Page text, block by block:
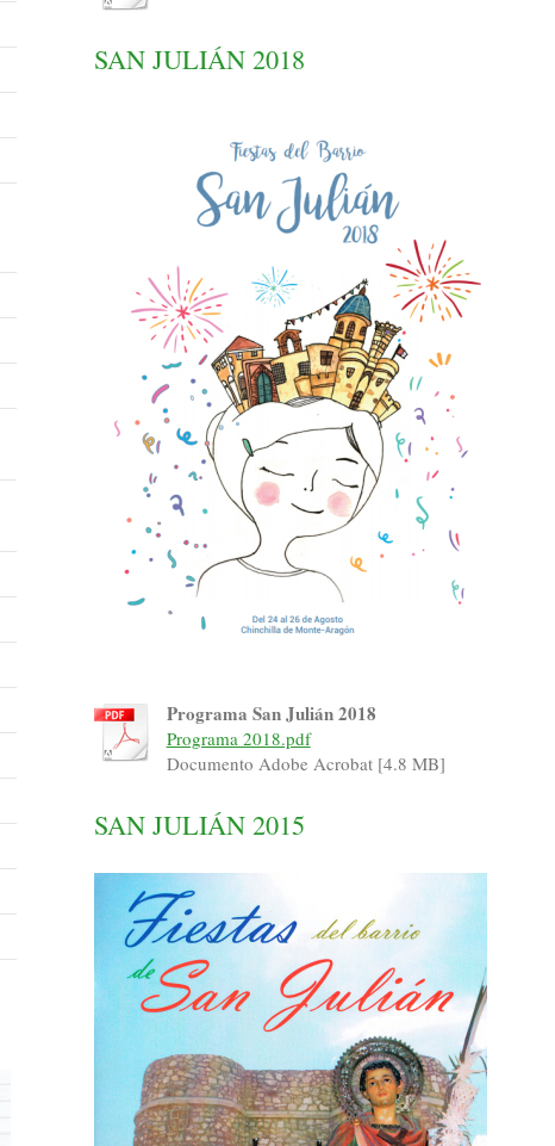
SAN JULIÁN 2018
Programa San Julián 2018
Programa 2018.pdf
Documento Adobe Acrobat [4.8 MB]
SAN JULIÁN 2015